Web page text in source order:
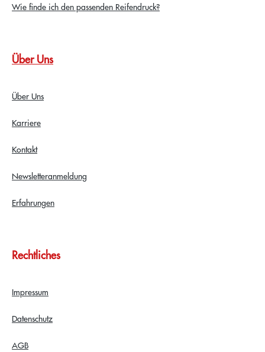
Wie finde ich den passenden Reifendruck?
Über Uns
Über Uns
Karriere
Kontakt
Newsletteranmeldung
Erfahrungen
Rechtliches
Impressum
Datenschutz
AGB